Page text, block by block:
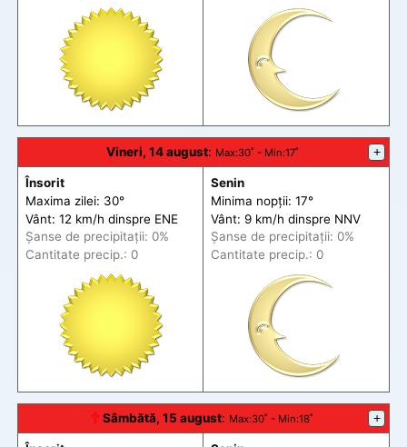
Vineri, 14 august: Max:30˚ - Min:17˚ +
Însorit
Maxima zilei: 30°
Vânt: 12 km/h dinspre ENE
Șanse de precipitații: 0%
Cantitate precip.: 0
Senin
Minima nopții: 17°
Vânt: 9 km/h dinspre NNV
Șanse de precipitații: 0%
Cantitate precip.: 0
🕆 Sâmbătă, 15 august: Max:30˚ - Min:18˚ +